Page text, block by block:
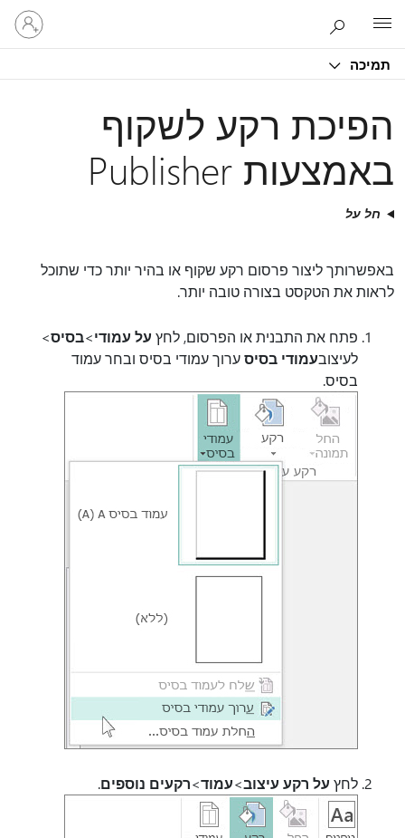
תמיכה
היכנס
לחשבון
שלך
הפיכת רקע לשקוף
באמצעות Publisher
חל על
באפשרותך ליצור פרסום רקע שקוף או בהיר יותר כדי שתוכל
לראות את הטקסט בצורה טובה יותר.
פתח את התבנית או הפרסום, לחץ על עמודי>בסיס>
לעיצובעמודי בסיסערוך עמודי בסיס ובחר עמוד
בסיס.
לחץ על רקע עיצוב>עמוד>רקעים נוספים.